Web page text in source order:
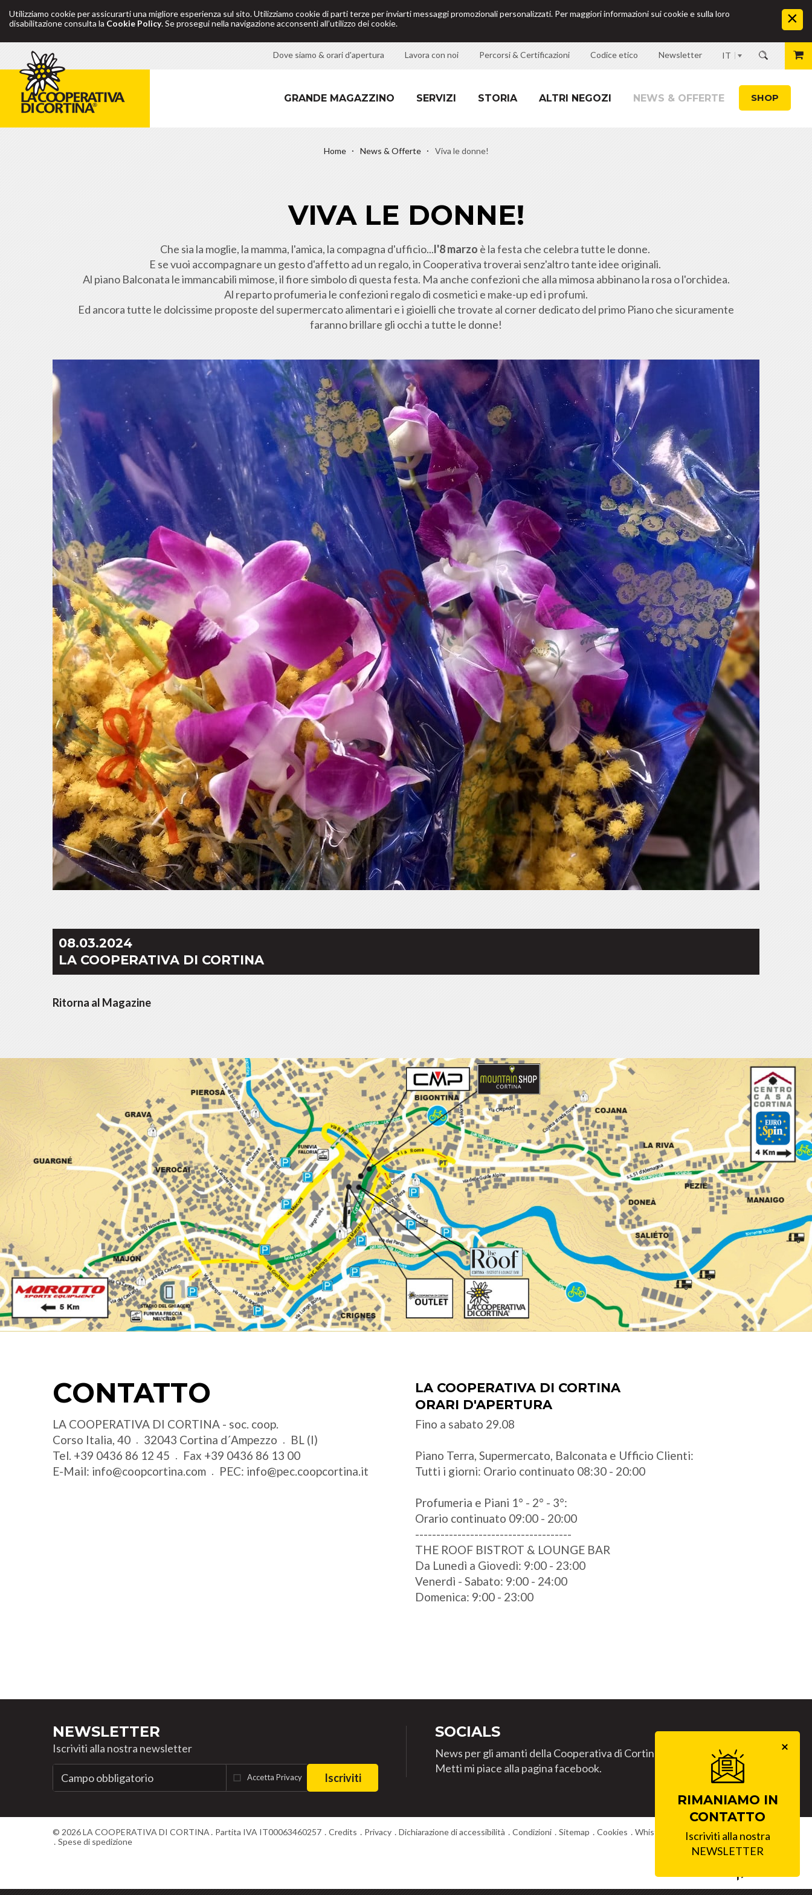
Utilizziamo cookie per assicurarti una migliore esperienza sul sito. Utilizziamo cookie di parti terze per inviarti messaggi promozionali personalizzati. Per maggiori informazioni sui cookie e sulla loro
disabilitazione consulta la Cookie Policy. Se prosegui nella navigazione acconsenti all’utilizzo dei cookie.
IT
Dove siamo & orari d'apertura Lavora con noi Percorsi & Certificazioni Codice etico Newsletter
GRANDE MAGAZZINO SERVIZI STORIA ALTRI NEGOZI NEWS & OFFERTE
Home News & Offerte Viva le donne!
SHOP
VIVA LE DONNE!
Che sia la moglie, la mamma, l'amica, la compagna d'ufficio...l'8 marzo è la festa che celebra tutte le donne.
E se vuoi accompagnare un gesto d'affetto ad un regalo, in Cooperativa troverai senz'altro tante idee originali.
Al piano Balconata le immancabili mimose, il fiore simbolo di questa festa. Ma anche confezioni che alla mimosa abbinano la rosa o l'orchidea.
Al reparto profumeria le confezioni regalo di cosmetici e make-up ed i profumi.
Ed ancora tutte le dolcissime proposte del supermercato alimentari e i gioielli che trovate al corner dedicato del primo Piano che sicuramente
faranno brillare gli occhi a tutte le donne!
08.03.2024
LA COOPERATIVA DI CORTINA
Ritorna al Magazine
CONTATTO
LA COOPERATIVA DI CORTINA - soc. coop.
Corso Italia, 40
32043 Cortina d´Ampezzo
BL (I)
Tel. +39 0436 86 12 45 Fax +39 0436 86 13 00
E-Mail: info@coopcortina.com PEC: info@pec.coopcortina.it
LA COOPERATIVA DI CORTINA
ORARI D'APERTURA
Fino a sabato 29.08
Piano Terra, Supermercato, Balconata e Ufficio Clienti:
Tutti i giorni: Orario continuato 08:30 - 20:00
Profumeria e Piani 1° - 2° - 3°:
Orario continuato 09:00 - 20:00
-------------------------------------
THE ROOF BISTROT & LOUNGE BAR
Da Lunedì a Giovedì: 9:00 - 23:00
Venerdì - Sabato: 9:00 - 24:00
Domenica: 9:00 - 23:00
NEWSLETTER
Iscriviti alla nostra newsletter
Accetta Privacy Iscriviti
SOCIALS
News per gli amanti della Cooperativa di Cortina.
Metti mi piace alla pagina facebook.
© 2026LA COOPERATIVA DI CORTINA Partita IVA IT00063460257 Credits Privacy Dichiarazione di accessibilità Condizioni Sitemap Cookies Whistleblowing
Lavora con noi
Spese di spedizione
RIMANIAMO IN
CONTATTO
Iscriviti alla nostra
NEWSLETTER